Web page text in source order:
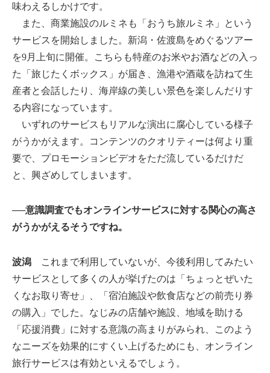
味わえるしかけです。
また、商業施設のルミネも「おうち旅ルミネ」という
サービスを開始しました。新潟・佐渡島をめぐるツアー
を9月上旬に開催。こちらも特産のお米やお酒などの入っ
た「旅じたくボックス」が届き、漁港や酒蔵を訪ねて生
産者と会話したり、海岸線の美しい景色を楽しんだりす
る内容になっています。
いずれのサービスもリアルな演出に腐心している様子
がうかがえます。コンテンツのクオリティーは何より重
要で、プロモーションビデオをただ流しているだけだ
と、興ざめしてしまいます。
──意識調査でもオンラインサービスに対する関心の高さ
がうかがえるそうですね。
波潟 これまで利用していないが、今後利用してみたい
サービスとして多くの人が挙げたのは「ちょっとぜいた
くなお取り寄せ」、「宿泊施設や飲食店などの前売り券
の購入」でした。なじみの店舗や施設、地域を助ける
「応援消費」に対する意識の高まりがみられ、このよう
なニーズを効果的にすくい上げるためにも、オンライン
旅行サービスは有効といえるでしょう。